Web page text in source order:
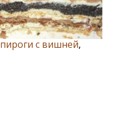
пироги с вишней,